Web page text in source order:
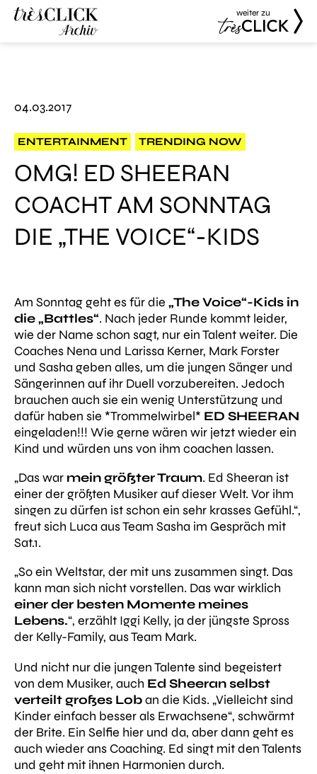
weiter zu
04.03.2017
ENTERTAINMENT TRENDING NOW
OMG! ED SHEERAN
COACHT AM SONNTAG
DIE „THE VOICE“-KIDS
Am Sonntag geht es für die „The Voice“-Kids in
die „Battles“. Nach jeder Runde kommt leider,
wie der Name schon sagt, nur ein Talent weiter. Die
Coaches Nena und Larissa Kerner, Mark Forster
und Sasha geben alles, um die jungen Sänger und
Sängerinnen auf ihr Duell vorzubereiten. Jedoch
brauchen auch sie ein wenig Unterstützung und
dafür haben sie *Trommelwirbel* ED SHEERAN
eingeladen!!! Wie gerne wären wir jetzt wieder ein
Kind und würden uns von ihm coachen lassen.
„Das war mein größter Traum. Ed Sheeran ist
einer der größten Musiker auf dieser Welt. Vor ihm
singen zu dürfen ist schon ein sehr krasses Gefühl.“,
freut sich Luca aus Team Sasha im Gespräch mit
Sat.1.
„So ein Weltstar, der mit uns zusammen singt. Das
kann man sich nicht vorstellen. Das war wirklich
einer der besten Momente meines
Lebens.“, erzählt Iggi Kelly, ja der jüngste Spross
der Kelly-Family, aus Team Mark.
Und nicht nur die jungen Talente sind begeistert
von dem Musiker, auch Ed Sheeran selbst
verteilt großes Loban die Kids. „Vielleicht sind
Kinder einfach besser als Erwachsene“, schwärmt
der Brite. Ein Selfie hier und da, aber dann geht es
auch wieder ans Coaching. Ed singt mit den Talents
und geht mit ihnen Harmonien durch.